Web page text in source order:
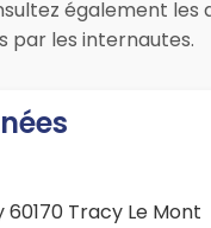
également les
par les internautes.
60170 Tracy Le Mont